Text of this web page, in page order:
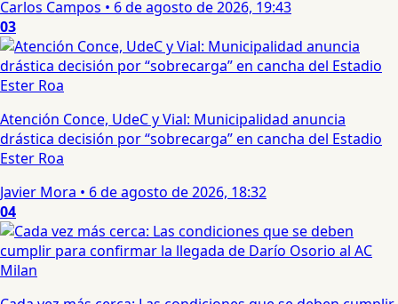
Carlos Campos • 6 de agosto de 2026, 19:43
03
Atención Conce, UdeC y Vial: Municipalidad anuncia
drástica decisión por “sobrecarga” en cancha del Estadio
Ester Roa
Javier Mora • 6 de agosto de 2026, 18:32
04